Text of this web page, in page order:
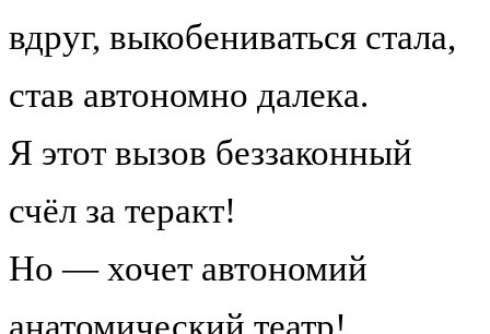
вдруг, выкобениваться стала,
став автономно далека.
Я этот вызов беззаконный
счёл за теракт!
Но — хочет автономий